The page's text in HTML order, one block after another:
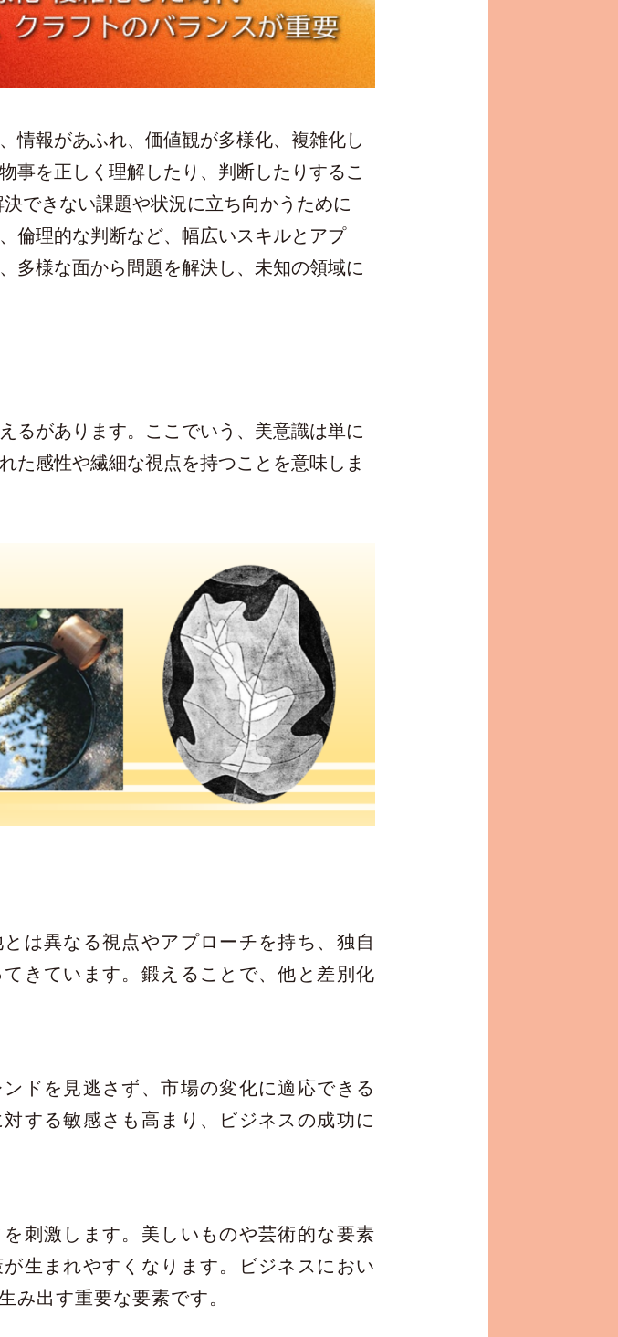
情報があふれ、価値観が多様化、複雑化し
事を正しく理解したり、判断したりするこ
できない課題や状況に立ち向かうために
倫理的な判断など、幅広いスキルとアプ
多様な面から問題を解決し、未知の領域に
るがあります。ここでいう、美意識は単に
た感性や繊細な視点を持つことを意味しま
は異なる視点やアプローチを持ち、独自
きています。鍛えることで、他と差別化
ドを見逃さず、市場の変化に適応できる
する敏感さも高まり、ビジネスの成功に
刺激します。美しいものや芸術的な要素
生まれやすくなります。ビジネスにおい
み出す重要な要素です。